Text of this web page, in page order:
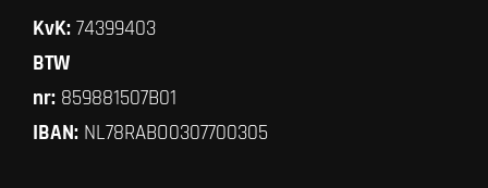
KvK: 74399403
BTW
nr: 859881507B01
IBAN: NL78RABO0307700305